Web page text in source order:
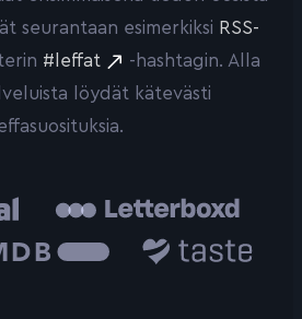
seurantaan esimerkiksi RSS-
#leffat
-hashtagin. Alla
löydät kätevästi